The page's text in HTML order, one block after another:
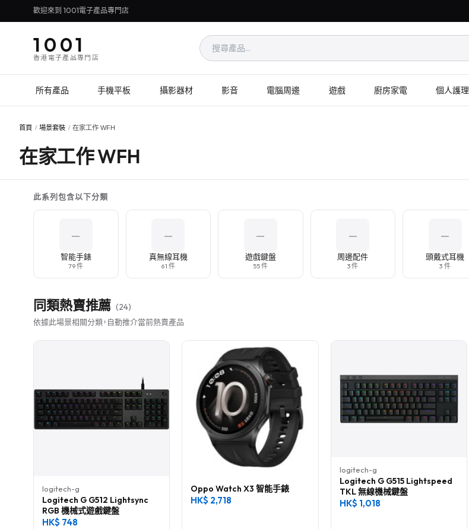
歡迎來到 1001電子產品專門店
1001
香港電子產品專門店
所有產品 手機平板 攝影器材 影音 電腦周邊 遊戲 廚房家電 個人護理
首頁 / 場景套裝 / 在家工作 WFH
在家工作 WFH
此系列包含以下分類
—
智能手錶
79 件
—
真無線耳機
61 件
—
遊戲鍵盤
55 件
—
周邊配件
3 件
—
頭戴式耳機
3 件
同類熱賣推薦 (24)
依據此場景相關分類，自動推介當前熱賣產品
logitech-g
Logitech G G512 Lightsync
RGB 機械式遊戲鍵盤
HK$ 748
Oppo Watch X3 智能手錶
HK$ 2,718
logitech-g
Logitech G G515 Lightspeed
TKL 無線機械鍵盤
HK$ 1,018